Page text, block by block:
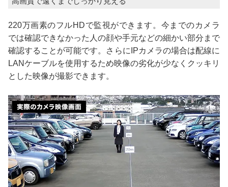
220万画素のフルHDで監視ができます。今までのカメラ
では確認できなかった人の顔や手元などの細かい部分まで
確認することが可能です。さらにIPカメラの場合は配線に
LANケーブルを使用するため映像の劣化が少なくクッキリ
とした映像が撮影できます。